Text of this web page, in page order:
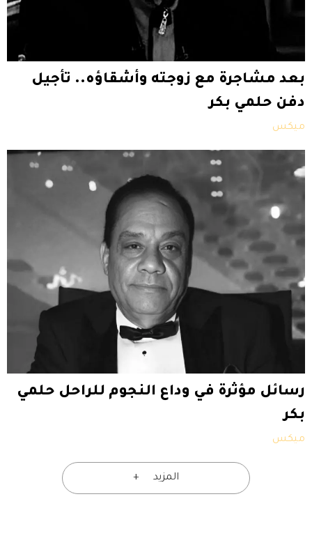
بعد مشاجرة مع زوجته وأشقاؤه.. تأجيل
دفن حلمي بكر
ميكس
رسائل مؤثرة في وداع النجوم للراحل حلمي
بكر
ميكس
المزيد